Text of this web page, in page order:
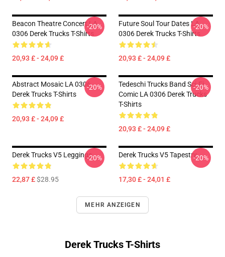
Beacon Theatre Concert LA
0306 Derek Trucks T-Shirts
20,93 £ - 24,09 £
-20%
Future Soul Tour Dates LA
0306 Derek Trucks T-Shirts
20,93 £ - 24,09 £
-20%
Abstract Mosaic LA 0306
Derek Trucks T-Shirts
20,93 £ - 24,09 £
-20%
Tedeschi Trucks Band Sci-Fi
Comic LA 0306 Derek Trucks
T-Shirts
20,93 £ - 24,09 £
-20%
Derek Trucks V5 Leggings
22,87 £$28.95
-20% Derek Trucks V5 Tapestry
17,30 £ - 24,01 £
-20%
MEHR ANZEIGEN
Derek Trucks T-Shirts